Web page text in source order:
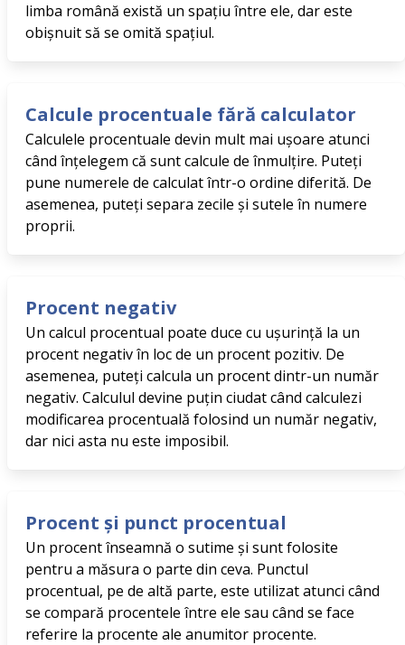
limba română există un spațiu între ele, dar este
obișnuit să se omită spațiul.
Calcule procentuale fără calculator
Calculele procentuale devin mult mai ușoare atunci
când înțelegem că sunt calcule de înmulțire. Puteți
pune numerele de calculat într-o ordine diferită. De
asemenea, puteți separa zecile și sutele în numere
proprii.
Procent negativ
Un calcul procentual poate duce cu ușurință la un
procent negativ în loc de un procent pozitiv. De
asemenea, puteți calcula un procent dintr-un număr
negativ. Calculul devine puțin ciudat când calculezi
modificarea procentuală folosind un număr negativ,
dar nici asta nu este imposibil.
Procent și punct procentual
Un procent înseamnă o sutime și sunt folosite
pentru a măsura o parte din ceva. Punctul
procentual, pe de altă parte, este utilizat atunci când
se compară procentele între ele sau când se face
referire la procente ale anumitor procente.